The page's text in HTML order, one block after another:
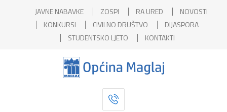
JAVNE NABAVKE ZOSPI RA URED
NOVOSTI
KONKURSI
CIVILNO DRUŠTVO
DIJASPORA
STUDENTSKO LJETO
KONTAKTI